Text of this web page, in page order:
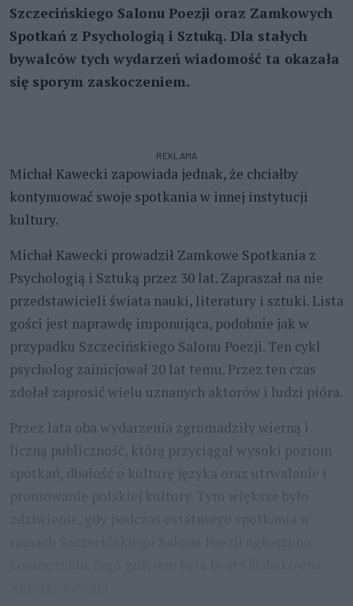
Szczecińskiego Salonu Poezji oraz Zamkowych
Spotkań z Psychologią i Sztuką. Dla stałych
bywalców tych wydarzeń wiadomość ta okazała
się sporym zaskoczeniem.
REKLAMA
Michał Kawecki zapowiada jednak, że chciałby
kontynuować swoje spotkania w innej instytucji
kultury.
Michał Kawecki prowadził Zamkowe Spotkania z
Psychologią i Sztuką przez 30 lat. Zapraszał na nie
przedstawicieli świata nauki, literatury i sztuki. Lista
gości jest naprawdę imponująca, podobnie jak w
przypadku Szczecińskiego Salonu Poezji. Ten cykl
psycholog zainicjował 20 lat temu. Przez ten czas
zdołał zaprosić wielu uznanych aktorów i ludzi pióra.
Przez lata oba wydarzenia zgromadziły wierną i
liczną publiczność, którą przyciągał wysoki poziom
spotkań, dbałość o kulturę języka oraz utrwalanie i